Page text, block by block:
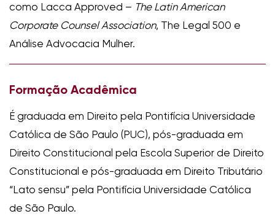
como Lacca Approved – The Latin American
Corporate Counsel Association, The Legal 500 e
Análise Advocacia Mulher.
Formação Acadêmica
É graduada em Direito pela Pontifícia Universidade
Católica de São Paulo (PUC), pós-graduada em
Direito Constitucional pela Escola Superior de Direito
Constitucional e pós-graduada em Direito Tributário
“Lato sensu” pela Pontifícia Universidade Católica
de São Paulo.